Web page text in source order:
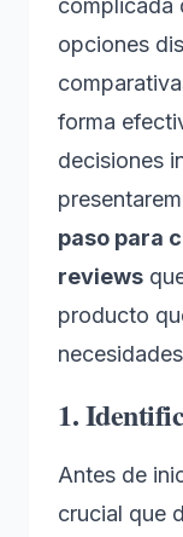
complicada
opciones
forma
decisiones
paso para
reviews
producto
1.
Antes de
crucial que